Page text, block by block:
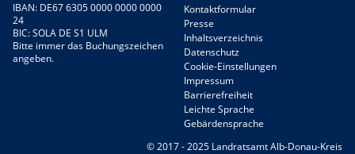
IBAN: DE67 6305 0000 0000 0000
24
BIC: SOLA DE S1 ULM
Bitte immer das Buchungszeichen
angeben.
Kontaktformular
Presse
Inhaltsverzeichnis
Datenschutz
Cookie-Einstellungen
Impressum
Barrierefreiheit
Leichte Sprache
Gebärdensprache
© 2017 - 2025 Landratsamt Alb-Donau-Kreis